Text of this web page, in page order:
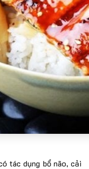
tác dụng bổ não, cải